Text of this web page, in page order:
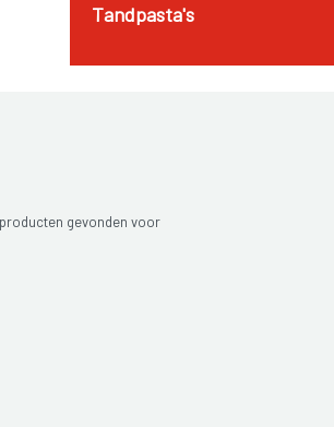
Tandpasta's
gevonden voor